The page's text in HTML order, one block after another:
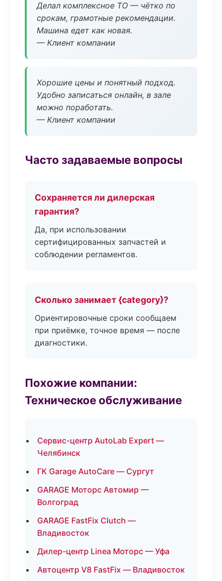
Делал комплексное ТО — чётко по
срокам, грамотные рекомендации.
Машина едет как новая.
— Клиент компании
Хорошие цены и понятный подход.
Удобно записаться онлайн, в зале
можно поработать.
— Клиент компании
Часто задаваемые вопросы
Сохраняется ли дилерская
гарантия?
Да, при использовании
сертифицированных запчастей и
соблюдении регламентов.
Сколько занимает {category}?
Ориентировочные сроки сообщаем
при приёмке, точное время — после
диагностики.
Похожие компании:
Техническое обслуживание
Сервис-центр AutoLab Expert —
Челябинск
ГК Garage AutoCare — Сургут
GARAGE Моторс Автомир —
Волгоград
GARAGE FastFix Clutch —
Владивосток
Дилер-центр Linea Моторс — Уфа
Автоцентр V8 FastFix — Владивосток